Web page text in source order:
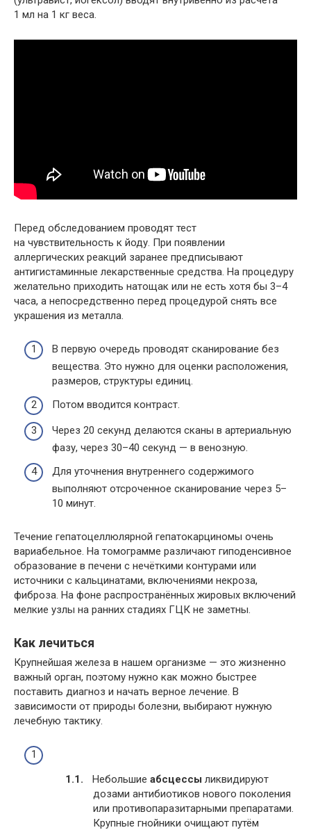
1 мл на 1 кг веса.
Перед обследованием проводят тест
на чувствительность к йоду. При появлении
аллергических реакций заранее предписывают
антигистаминные лекарственные средства. На процедуру
желательно приходить натощак или не есть хотя бы 3–4
часа, а непосредственно перед процедурой снять все
украшения из металла.
В первую очередь проводят сканирование без
вещества. Это нужно для оценки расположения,
размеров, структуры единиц.
Потом вводится контраст.
Через 20 секунд делаются сканы в артериальную
фазу, через 30–40 секунд — в венозную.
Для уточнения внутреннего содержимого
выполняют отсроченное сканирование через 5–
10 минут.
Течение гепатоцеллюлярной гепатокарциномы очень
вариабельное. На томограмме различают гиподенсивное
образование в печени с нечёткими контурами или
источники с кальцинатами, включениями некроза,
фиброза. На фоне распространённых жировых включений
мелкие узлы на ранних стадиях ГЦК не заметны.
Как лечиться
Крупнейшая железа в нашем организме — это жизненно
важный орган, поэтому нужно как можно быстрее
поставить диагноз и начать верное лечение. В
зависимости от природы болезни, выбирают нужную
лечебную тактику.
Небольшие абсцессы ликвидируют
дозами антибиотиков нового поколения
или противопаразитарными препаратами.
Крупные гнойники очищают путём